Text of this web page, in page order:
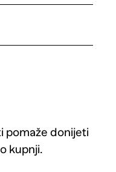
pomaže donijeti
kupnji.